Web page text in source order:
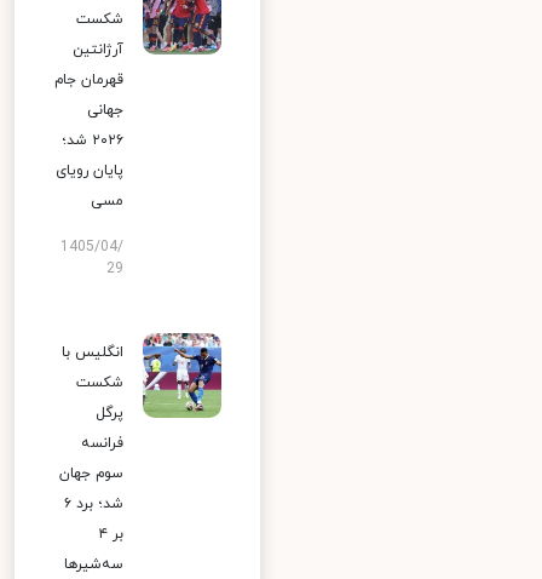
شکست
آرژانتین
قهرمان جام
جهانی
۲۰۲۶ شد؛
پایان رویای
مسی
1405/04/
29
انگلیس با
شکست
پرگل
فرانسه
سوم جهان
شد؛ برد ۶
بر ۴
سه‌شیرها